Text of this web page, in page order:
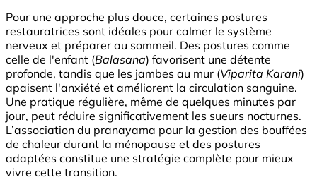
Pour une approche plus douce, certaines postures
restauratrices sont idéales pour calmer le système
nerveux et préparer au sommeil. Des postures comme
celle de l'enfant (Balasana) favorisent une détente
profonde, tandis que les jambes au mur (Viparita Karani)
apaisent l'anxiété et améliorent la circulation sanguine.
Une pratique régulière, même de quelques minutes par
jour, peut réduire significativement les sueurs nocturnes.
L’association du pranayama pour la gestion des bouffées
de chaleur durant la ménopause et des postures
adaptées constitue une stratégie complète pour mieux
vivre cette transition.